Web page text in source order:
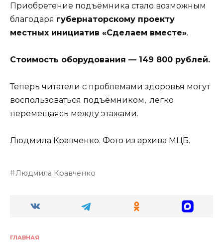
Приобретение подъёмника стало возможным
благодаря губернаторскому проекту
местных инициатив «Сделаем вместе».
Стоимость оборудования — 149 800 рублей.
Теперь читатели с проблемами здоровья могут
воспользоваться подъёмником, легко
перемещаясь между этажами.
Людмила Кравченко. Фото из архива МЦБ.
Людмила Кравченко
ГЛАВНАЯ